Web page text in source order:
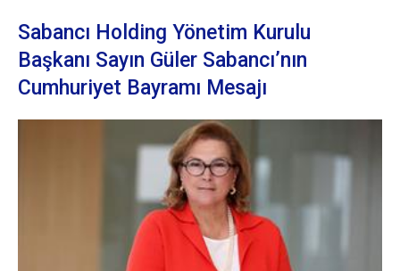
Sabancı Holding Yönetim Kurulu
Başkanı Sayın Güler Sabancı’nın
Cumhuriyet Bayramı Mesajı